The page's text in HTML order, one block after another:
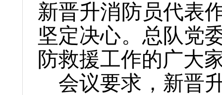
新晋升消防员代表
坚定决心。总队党
防救援工作的广大
会议要求，新晋